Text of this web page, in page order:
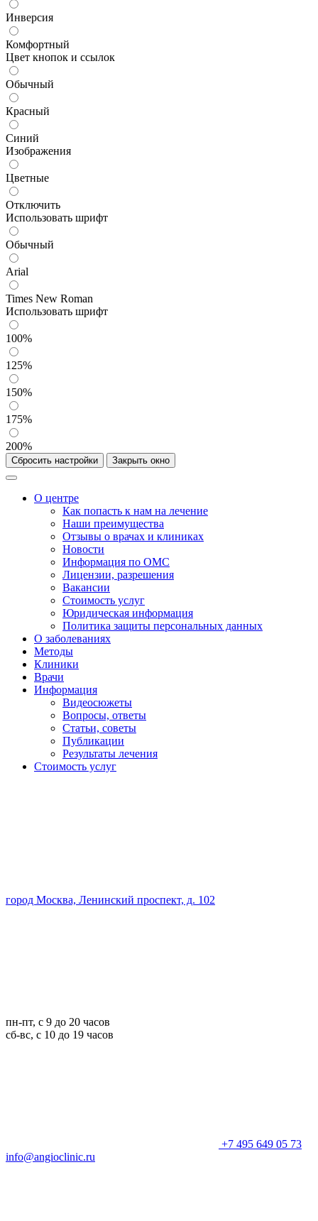
Инверсия
Комфортный
Цвет кнопок и ссылок
Обычный
Красный
Синий
Изображения
Цветные
Отключить
Использовать шрифт
Обычный
Arial
Times New Roman
Использовать шрифт
100%
125%
150%
175%
200%
Сбросить настройки Закрыть окно
О центре
Как попасть к нам на лечение
Наши преимущества
Отзывы о врачах и клиниках
Новости
Информация по ОМС
Лицензии, разрешения
Вакансии
Стоимость услуг
Юридическая информация
Политика защиты персональных данных
О заболеваниях
Методы
Клиники
Врачи
Информация
Видеосюжеты
Вопросы, ответы
Статьи, советы
Публикации
Результаты лечения
Стоимость услуг
город Москва, Ленинский проспект, д. 102
пн-пт, с 9 до 20 часов
сб-вс, с 10 до 19 часов
+7 495 649 05 73
info@angioclinic.ru